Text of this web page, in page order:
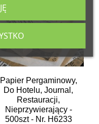
Papier Pergaminowy,
Do Hotelu, Journal,
Restauracji,
Nieprzywierający -
500szt - Nr. H6233